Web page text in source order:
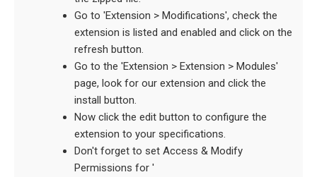
Go to 'Extension > Modifications', check the
extension is listed and enabled and click on the
refresh button.
Go to the 'Extension > Extension > Modules'
page, look for our extension and click the
install button.
Now click the edit button to configure the
extension to your specifications.
Don't forget to set Access & Modify
Permissions for '